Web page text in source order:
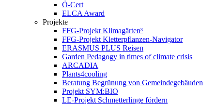
Ö-Cert
ELCA Award
Projekte
FFG-Projekt Klimagärten³
FFG-Projekt Kletterpflanzen-Navigator
ERASMUS PLUS Reisen
Garden Pedagogy in times of climate crisis
ARCADIA
Plants4cooling
Beratung Begrünung von Gemeindegebäuden
Projekt SYM:BIO
LE-Projekt Schmetterlinge fördern